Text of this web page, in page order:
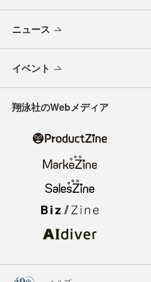
ニュース
イベント
翔泳社のWebメディア